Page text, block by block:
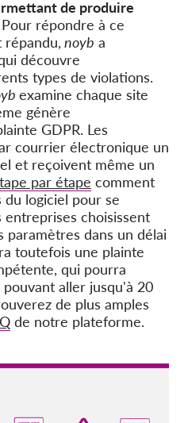
de produire
Pour répondre à ce
noyb a
découvre
types de violations.
examine chaque site
génère
GDPR. Les
courrier électronique un
et reçoivent même un
par étape comment
logiciel pour se
choisissent
paramètres dans un délai
toutefois une plainte
qui pourra
aller jusqu'à 20
de plus amples
de notre plateforme.